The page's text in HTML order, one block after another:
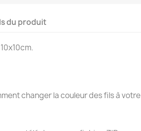
du produit
changer la couleur des fils à votre